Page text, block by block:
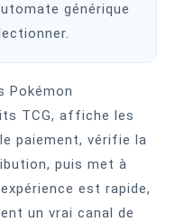
générique
Pokémon
TCG, affiche les
paiement, vérifie la
puis met à
est rapide,
un vrai canal de